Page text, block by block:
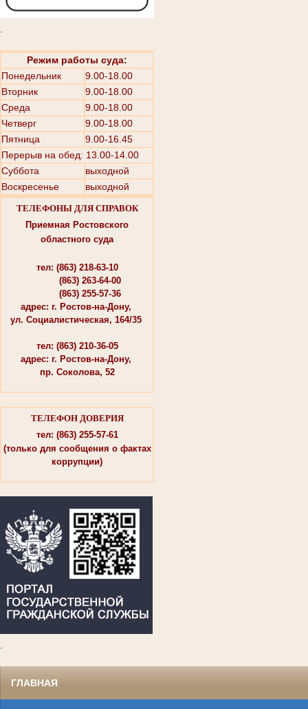
.
Режим работы суда:
Понедельник
9.00-18.00
Вторник
9.00-18.00
Среда
9.00-18.00
Четверг
9.00-18.00
Пятница
9.00-16.45
Перерыв на обед: 13.00-14.00
Суббота
выходной
Воскресенье
выходной
ТЕЛЕФОНЫ ДЛЯ СПРАВОК
Приемная Ростовского
областного суда
тел: (863) 218-63-10
(863) 263-64-00
(863) 255-57-36
адрес: г. Ростов-на-Дону,
ул. Социалистическая, 164/35
тел: (863) 210-36-05
адрес: г. Ростов-на-Дону,
пр. Соколова, 52
ТЕЛЕФОН ДОВЕРИЯ
тел: (863) 255-57-61
(только для сообщения о фактах
коррупции)
.
ГЛАВНАЯ